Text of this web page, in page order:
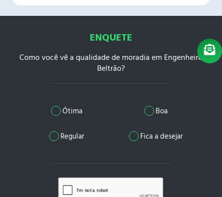
ENQUETE
Como você vê a qualidade de moradia em Engenheiro
Beltrão?
Ótima Boa
Regular Fica a desejar